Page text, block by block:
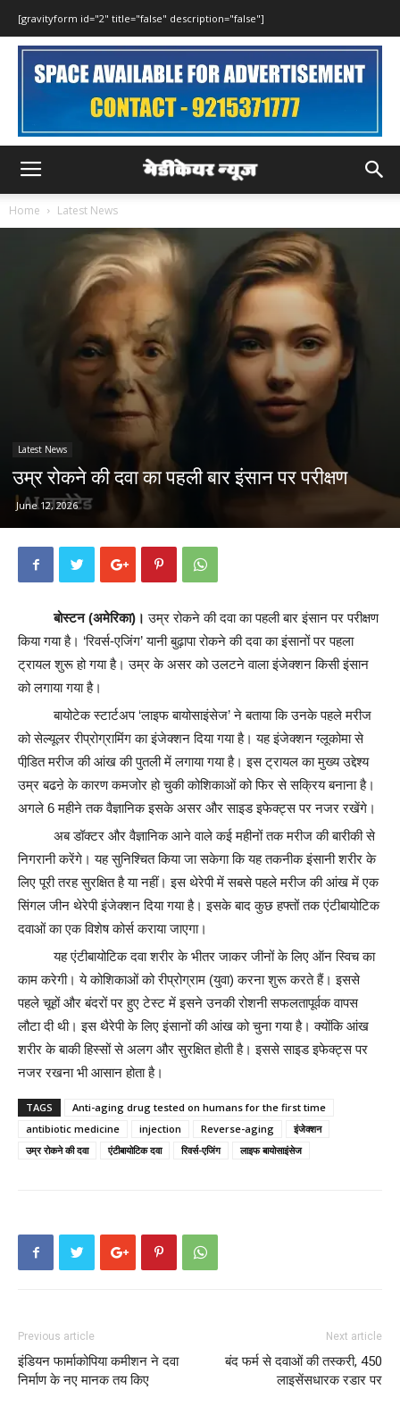
[gravityform id="2" title="false" description="false"]
Home Latest News
Latest News
उम्र रोकने की दवा का पहली बार इंसान पर परीक्षण
June 12, 2026
बोस्टन (अमेरिका)। उम्र रोकने की दवा का पहली बार इंसान पर परीक्षण
किया गया है। ‘रिवर्स-एजिंग’ यानी बुढ़ापा रोकने की दवा का इंसानों पर पहला
ट्रायल शुरू हो गया है। उम्र के असर को उलटने वाला इंजेक्शन किसी इंसान
को लगाया गया है।
बायोटेक स्टार्टअप ‘लाइफ बायोसाइंसेज’ ने बताया कि उनके पहले मरीज
को सेल्यूलर रीप्रोग्रामिंग का इंजेक्शन दिया गया है। यह इंजेक्शन ग्लूकोमा से
पीडि़त मरीज की आंख की पुतली में लगाया गया है। इस ट्रायल का मुख्य उद्देश्य
उम्र बढऩे के कारण कमजोर हो चुकी कोशिकाओं को फिर से सक्रिय बनाना है।
अगले 6 महीने तक वैज्ञानिक इसके असर और साइड इफेक्ट्स पर नजर रखेंगे।
अब डॉक्टर और वैज्ञानिक आने वाले कई महीनों तक मरीज की बारीकी से
निगरानी करेंगे। यह सुनिश्चित किया जा सकेगा कि यह तकनीक इंसानी शरीर के
लिए पूरी तरह सुरक्षित है या नहीं। इस थेरेपी में सबसे पहले मरीज की आंख में एक
सिंगल जीन थेरेपी इंजेक्शन दिया गया है। इसके बाद कुछ हफ्तों तक एंटीबायोटिक
दवाओं का एक विशेष कोर्स कराया जाएगा।
यह एंटीबायोटिक दवा शरीर के भीतर जाकर जीनों के लिए ऑन स्विच का
काम करेगी। ये कोशिकाओं को रीप्रोग्राम (युवा) करना शुरू करते हैं। इससे
पहले चूहों और बंदरों पर हुए टेस्ट में इसने उनकी रोशनी सफलतापूर्वक वापस
लौटा दी थी। इस थैरेपी के लिए इंसानों की आंख को चुना गया है। क्योंकि आंख
शरीर के बाकी हिस्सों से अलग और सुरक्षित होती है। इससे साइड इफेक्ट्स पर
नजर रखना भी आसान होता है।
TAGS
Anti-aging drug tested on humans for the first time
antibiotic medicine
injection Reverse-aging
इंजेक्शन
उम्र रोकने की दवा
एंटीबायोटिक दवा रिवर्स-एजिंग लाइफ बायोसाइंसेज
Previous article
इंडियन फार्माकोपिया कमीशन ने दवा
निर्माण के नए मानक तय किए
Next article
बंद फर्म से दवाओं की तस्करी, 450
लाइसेंसधारक रडार पर